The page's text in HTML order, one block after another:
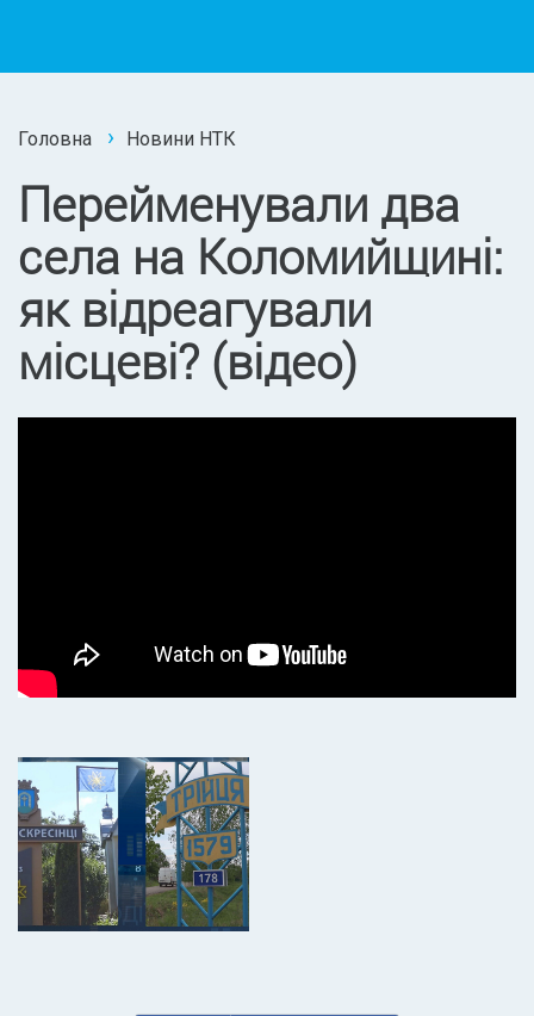
Головна Новини НТК
Перейменували два
села на Коломийщині:
як відреагували
місцеві? (відео)